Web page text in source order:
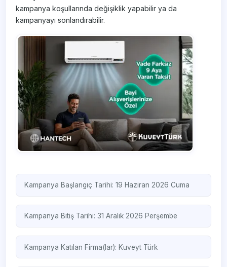
kampanya koşullarında değişiklik yapabilir ya da
kampanyayı sonlandırabilir.
Kampanya Başlangıç Tarihi: 19 Haziran 2026 Cuma
Kampanya Bitiş Tarihi: 31 Aralık 2026 Perşembe
Kampanya Katılan Firma(lar): Kuveyt Türk